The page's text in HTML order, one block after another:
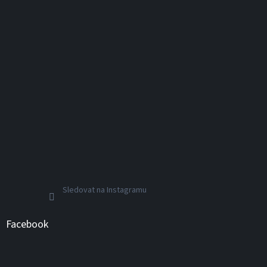
Sledovat na Instagramu
Facebook